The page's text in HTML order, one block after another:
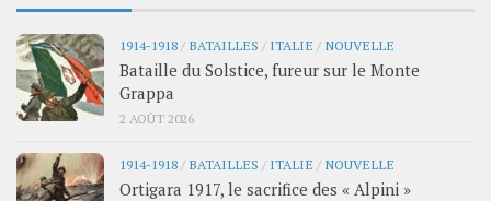
1914-1918 / BATAILLES / ITALIE / NOUVELLE
Bataille du Solstice, fureur sur le Monte
Grappa
2 AOÛT 2026
1914-1918 / BATAILLES / ITALIE / NOUVELLE
Ortigara 1917, le sacrifice des « Alpini »